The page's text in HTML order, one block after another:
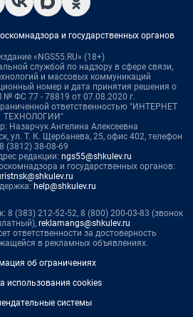
и государственных органов
«NGS55.RU» (18+)
службой по надзору в сфере связи,
и массовых коммуникаций
номер и дата принятия решения о
№ ФС 77 - 78819 от 07.08.2020 г.
ответственностью "ИНТЕРНЕТ
ТЕХНОЛОГИИ"
Назарчук Ангелина Алексеевна
ул. Т. К. Щербанева, 25, офис 402, телефон
8 (3812) 38-08-69
редакции: ngs55@shkulev.ru
и государственных органов:
help@shkulev.ru
8 (383) 212-52-52, 8 (800) 200-03-83 (звонок
reklamangs@shkulev.ru
ответственности за достоверность
в рекламных объявлениях.
об ограничениях
использования cookies
системы